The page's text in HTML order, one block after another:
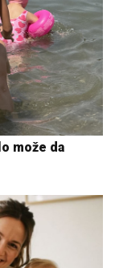
može da